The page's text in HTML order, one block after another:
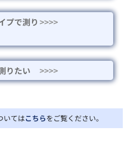
プで測り >>>>
りたい >>>>
いてはこちらをご覧ください。